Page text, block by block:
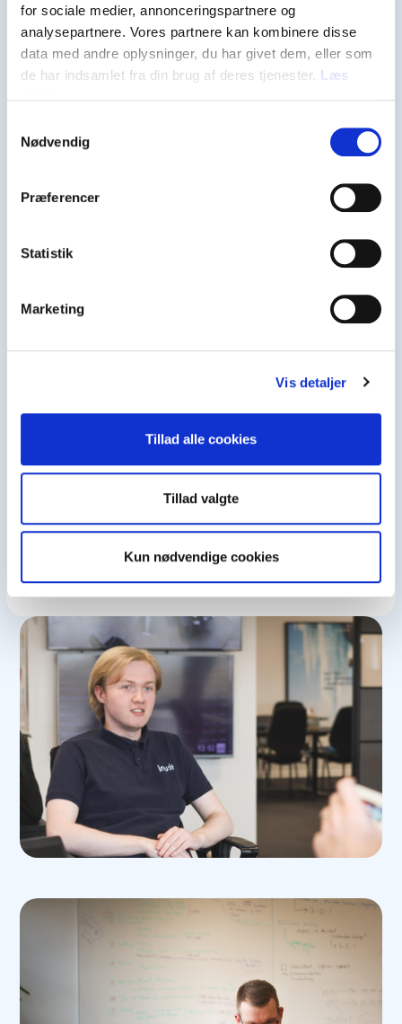
for sociale medier, annonceringspartnere og
analysepartnere. Vores partnere kan kombinere disse
data med andre oplysninger, du har givet dem, eller som
de har indsamlet fra din brug af deres tjenester. Læs
Nødvendig
Præferencer
Statistik
Marketing
Vis detaljer
Tillad alle cookies
Tillad valgte
Kun nødvendige cookies
Aaqqissungaanerit
suleriaasernut tulluuttut
lerineranni nakkutilliisuusarpugut –
ajornartorsiutisiluunniit
Aaqqissungaanerit
suliffeqarfiutivillu alliartorneranut
Isumannaallisaanermik, cloud-imik,
support-imik nittartakkanilluunniit
inerisaaneq pisariaqartikkukku
siunnersorlutillu, toqqarlutit